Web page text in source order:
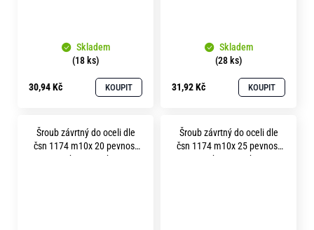
Skladem
(18 ks)
30,94 Kč KOUPIT
Skladem
(28 ks)
31,92 Kč KOUPIT
Šroub závrtný do oceli dle
čsn 1174 m10x 20 pevnost
8.8 bez povrchu
Šroub závrtný do oceli dle
čsn 1174 m10x 25 pevnost
8.8 bez povrchu